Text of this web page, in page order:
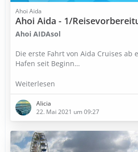
Ahoi Aida
Ahoi Aida - 1/
Ahoi AIDAsol
Die erste Fahrt von Aida Cruises ab
Hafen seit Beginn…
Weiterlesen
Alicia
22. Mai 2021 um 09:27